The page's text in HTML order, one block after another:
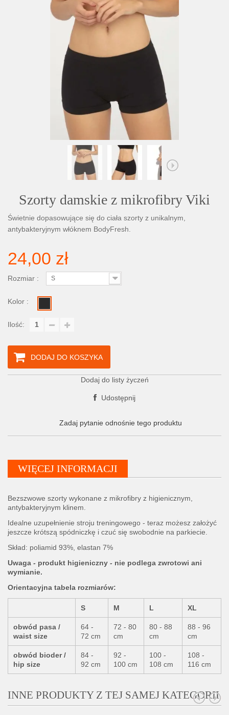
Szorty damskie z mikrofibry Viki
Świetnie dopasowujące się do ciała szorty z unikalnym,
antybakteryjnym włóknem BodyFresh.
24,00 zł
Rozmiar : S
Kolor :
Ilość:
DODAJ DO KOSZYKA
Dodaj do listy życzeń
Udostępnij
Zadaj pytanie odnośnie tego produktu
WIĘCEJ INFORMACJI
Bezszwowe szorty wykonane z mikrofibry z higienicznym,
antybakteryjnym klinem.
Idealne uzupełnienie stroju treningowego - teraz możesz założyć
jeszcze krótszą spódniczkę i czuć się swobodnie na parkiecie.
Skład: poliamid 93%, elastan 7%
Uwaga - produkt higieniczny - nie podlega zwrotowi ani
wymianie.
Orientacyjna tabela rozmiarów:
S M L XL
obwód pasa /
waist size
64 -
72 cm
72 - 80
cm
80 - 88
cm
88 - 96
cm
obwód bioder /
hip size
84 -
92 cm
92 -
100 cm
100 -
108 cm
108 -
116 cm
INNE PRODUKTY Z TEJ SAMEJ KATEGORII